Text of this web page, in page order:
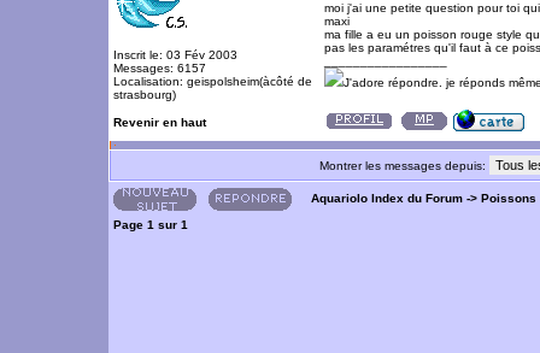
Inscrit le: 03 Fév 2003
Messages: 6157
Localisation: geispolsheim(àcôté de
strasbourg)
moi j'ai une petite question pour toi
maxi
ma fille a eu un poisson rouge style
pas les paramétres qu'il faut à ce
J'adore répondre. je réponds
Revenir en haut
Montrer les messages depuis:
Aquariolo Index du Forum -> Poissons
Page 1 sur 1